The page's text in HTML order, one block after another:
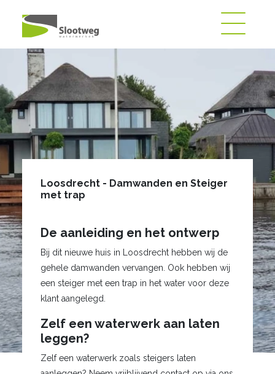
Loosdrecht - Damwanden en Steiger
met trap
De aanleiding en het ontwerp
Bij dit nieuwe huis in Loosdrecht hebben wij de
gehele damwanden vervangen. Ook hebben wij
een steiger met een trap in het water voor deze
klant aangelegd.
Zelf een waterwerk aan laten
leggen?
Zelf een waterwerk zoals steigers laten